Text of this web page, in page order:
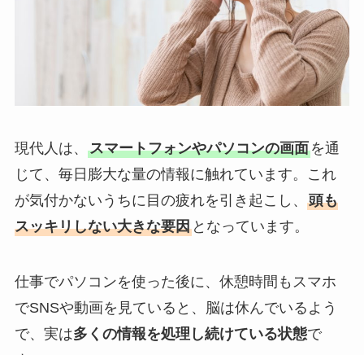
現代人は、 スマートフォンやパソコンの画面を通
じて、毎日膨大な量の情報に触れています。これ
が気付かないうちに目の疲れを引き起こし、 頭も
スッキリしない大きな要因となっています。
仕事でパソコンを使った後に、休憩時間もスマホ
でSNSや動画を見ていると、脳は休んでいるよう
で、実は多くの情報を処理し続けている状態で